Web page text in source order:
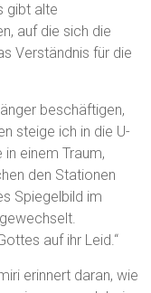
gibt alte
auf die sich die
Verständnis für die
beschäftigen,
steige ich in die U-
einem Traum,
den Stationen
Spiegelbild im
auf ihr Leid.“
erinnert daran, wie